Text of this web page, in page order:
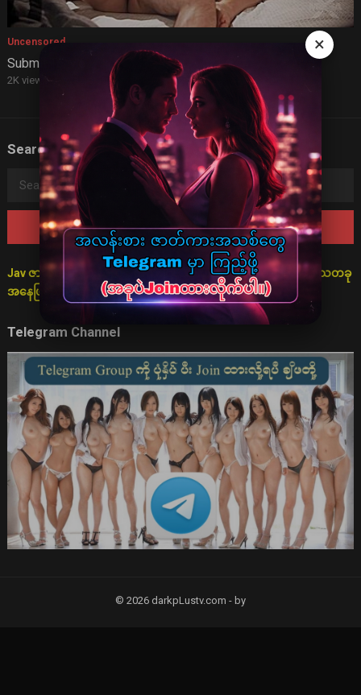
Uncensored
Submit To Me
2K views 3 years ago
Search
Search
Jav ဇာတ်လမ်းများသည် စိတ်ကူးဖြင့်သာ ပုံဖော်ထားသောကြောင့် ရသတခု
အနေဖြင့်သာ ကြည့်ရှုရန် မေတ္တာရပ်ခံအပ်ပါသည်။
Telegram Channel
© 2026 darkpLustv.com - by
×